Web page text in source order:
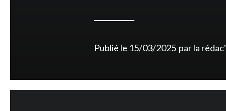
Publié le 15/03/2025 parla rédac'